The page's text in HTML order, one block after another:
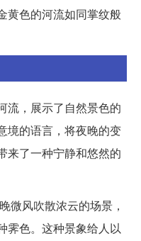
黄色的河流如同掌纹般
流，展示了自然景色的
境的语言，将夜晚的变
来了一种宁静和悠然的
微风吹散浓云的场景，
霁色。这种景象给人以